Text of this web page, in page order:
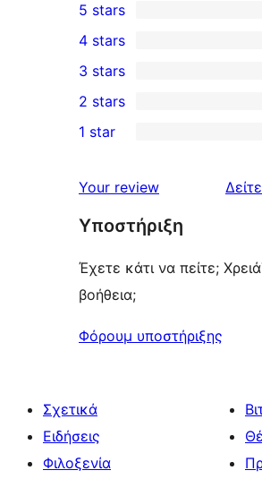
2
5-
star
reviews
5 stars
4-
star
reviews
4 stars
0
3-
star
3 stars
2-
review
2 stars
star
reviews
1 star
Your review
Υποστήριξη
Έχετε κάτι να πείτε;
βοήθεια;
Φόρουμ υποστήριξης
Σχετικά
Ειδήσεις
Φιλοξενία